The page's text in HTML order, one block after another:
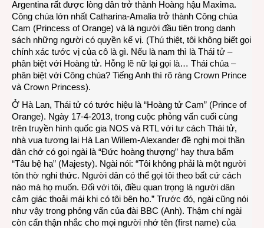
Argentina rất được lòng dân trở thành Hoàng hậu Maxima.
Công chúa lớn nhất Catharina-Amalia trở thành Công chúa
Cam (Princess of Orange) và là người đầu tiên trong danh
sách những người có quyền kế vị. (Thú thiệt, tôi không biết gọi
chính xác tước vị của cô là gì. Nếu là nam thì là Thái tử –
phân biệt với Hoàng tử. Hỗng lẽ nữ lại gọi là… Thái chúa –
phân biệt với Công chúa? Tiếng Anh thì rõ ràng Crown Prince
và Crown Princess).
Ở Hà Lan, Thái tử có tước hiệu là “Hoàng tử Cam” (Prince of
Orange). Ngày 17-4-2013, trong cuộc phỏng vấn cuối cùng
trên truyền hình quốc gia NOS và RTL với tư cách Thái tử,
nhà vua tương lai Hà Lan Willem-Alexander đề nghị mọi thần
dân chớ có gọi ngài là “Đức hoàng thượng” hay thưa bẩm
“Tâu bệ hạ” (Majesty). Ngài nói: “Tôi không phải là một người
tôn thờ nghi thức. Người dân có thể gọi tôi theo bất cứ cách
nào mà họ muốn. Đối với tôi, điều quan trọng là người dân
cảm giác thoải mái khi có tôi bên họ.” Trước đó, ngài cũng nói
như vậy trong phỏng vấn của đài BBC (Anh). Thậm chí ngài
còn cẩn thận nhắc cho mọi người nhớ tên (first name) của